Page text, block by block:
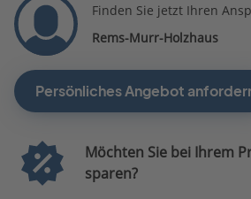
Finden Sie jetzt Ihren
Rems-Murr-Holzhaus
Persönliches Angebot
Möchten Sie bei Ihrem
sparen?